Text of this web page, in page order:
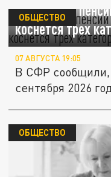
Повышение
коснется трех
ОБЩЕСТВО
07 АВГУСТА 19:05
В СФР сообщили,
сентября 2026
ОБЩЕСТВО